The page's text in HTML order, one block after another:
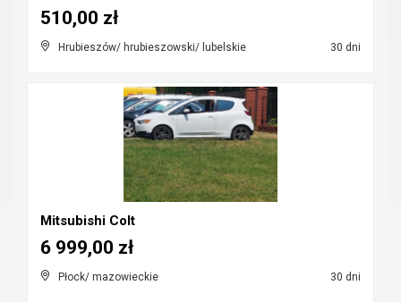
Hrubieszów/ hrubieszowski/ lubelskie 30 dni
510,00 zł
Mitsubishi Colt
Płock/ mazowieckie 30 dni
6 999,00 zł